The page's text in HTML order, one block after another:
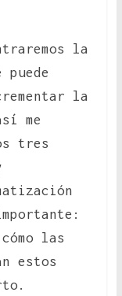
la
la
me
tres
las
estos